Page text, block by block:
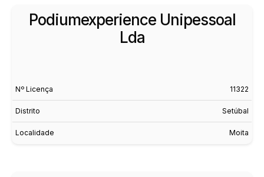
Podiumexperience Unipessoal
Lda
Nº Licença 11322
Distrito Setúbal
Localidade Moita